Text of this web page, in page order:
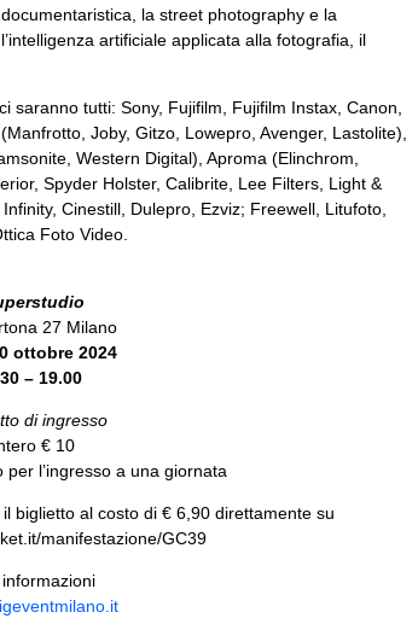
la street photography e la
artificiale applicata alla fotografia, il
saranno tutti: Sony, Fujifilm, Fujifilm Instax, Canon,
Joby, Gitzo, Lowepro, Avenger, Lastolite),
Western Digital), Aproma (Elinchrom,
Spyder Holster, Calibrite, Lee Filters, Light &
Cinestill, Dulepro, Ezviz; Freewell, Litufoto,
Foto Video.
27 Milano
ottobre 2024
– 19.00
di ingresso
€ 10
l’ingresso a una giornata
biglietto al costo di € 6,90 direttamente su
manifestazione/GC39
informazioni